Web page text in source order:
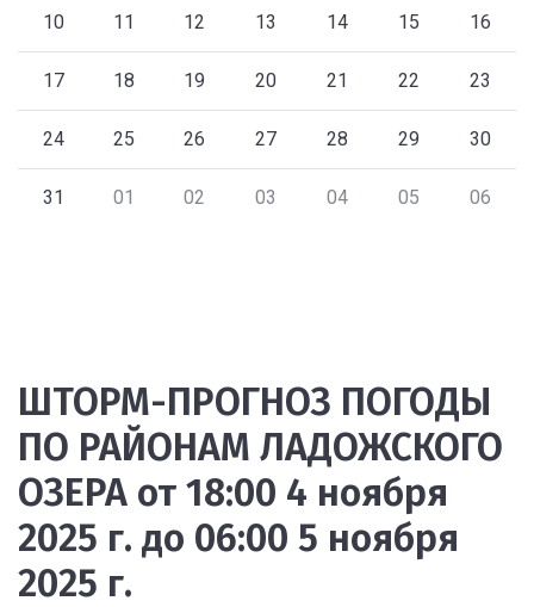
10 11 12 13 14 15 16
17 18 19 20 21 22 23
24 25 26 27 28 29 30
31 01 02 03 04 05 06
ШТОРМ-ПРОГНОЗ ПОГОДЫ
ПО РАЙОНАМ ЛАДОЖСКОГО
ОЗЕРА от 18:00 4 ноября
2025 г. до 06:00 5 ноября
2025 г.